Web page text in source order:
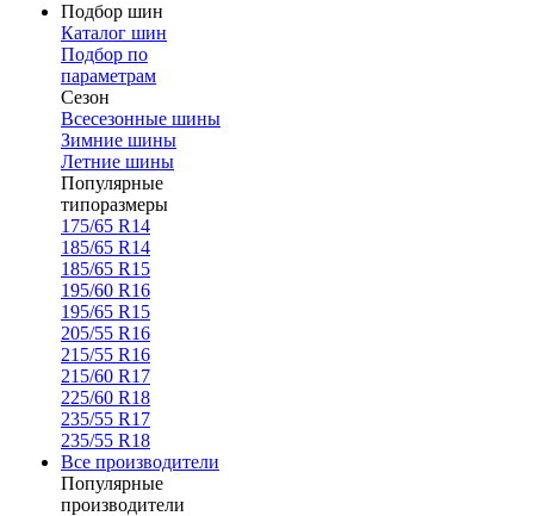
Подбор шин
Каталог шин
Подбор по
параметрам
Сезон
Всесезонные шины
Зимние шины
Летние шины
Популярные
типоразмеры
175/65 R14
185/65 R14
185/65 R15
195/60 R16
195/65 R15
205/55 R16
215/55 R16
215/60 R17
225/60 R18
235/55 R17
235/55 R18
Все производители
Популярные
производители